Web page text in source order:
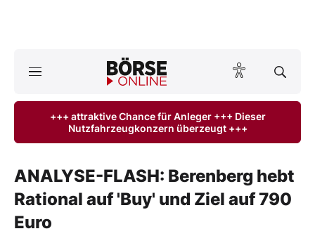
ktuelle Ausgabe BÖRSE ONLINE lesen
Finanz-Check
+++ attraktive Chance für Anleger +++ Dieser
Nutzfahrzeugkonzern überzeugt +++
ANALYSE-FLASH: Berenberg hebt
Rational auf 'Buy' und Ziel auf 790
Euro